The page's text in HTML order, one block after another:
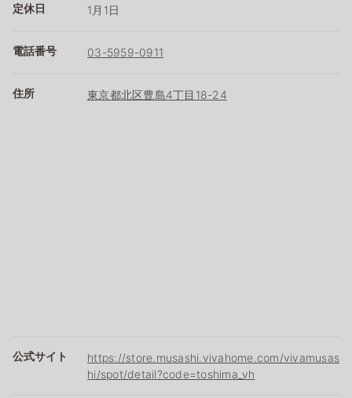
定休日 1月1日
電話番号 03-5959-0911
住所 東京都北区豊島4丁目18-24
公式サイト
https://store.musashi.vivahome.com/vivamusas
hi/spot/detail?code=toshima_vh